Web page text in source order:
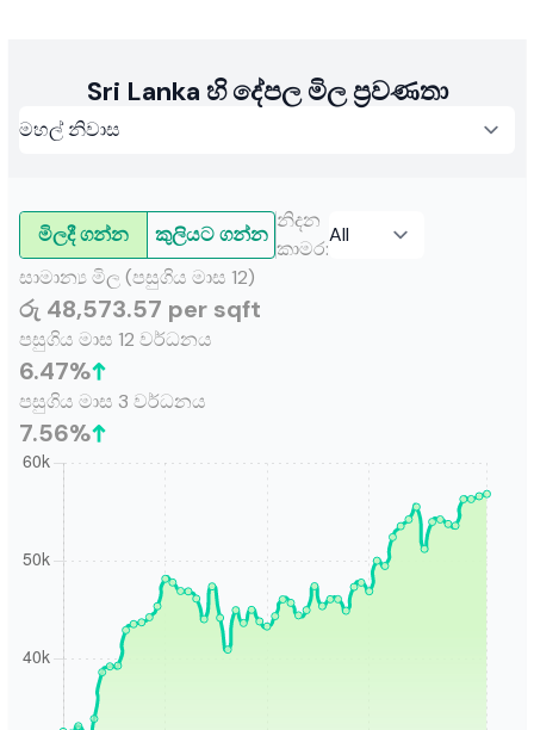
Sri Lanka හි දේපල මිල ප්‍රවණතා
මිලදී ගන්න කුලියට ගන්න
නිදන
කාමර:
සාමාන්‍ය මිල (පසුගිය මාස 12)
රු 48,573.57 per sqft
පසුගිය මාස 12 වර්ධනය
6.47%
පසුගිය මාස 3 වර්ධනය
7.56%